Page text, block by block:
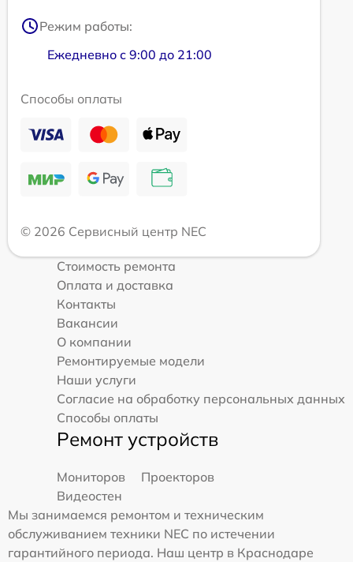
Режим работы:
Ежедневно с 9:00 до 21:00
Способы оплаты
© 2026 Сервисный центр NEC
Стоимость ремонта
Оплата и доставка
Контакты
Вакансии
О компании
Ремонтируемые модели
Наши услуги
Согласие на обработку персональных данных
Способы оплаты
Ремонт устройств
Мониторов
Проекторов
Видеостен
Мы занимаемся ремонтом и техническим
обслуживанием техники NEC по истечении
гарантийного периода. Наш центр в Краснодаре